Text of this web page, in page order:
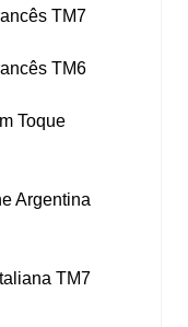
TM7
TM6
Toque
Argentina
TM7